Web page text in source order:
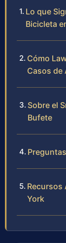
Lo que
Bicicleta
Cómo
Casos de
Sobre el
Bufete
Recursos
York